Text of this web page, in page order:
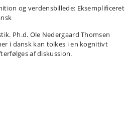
og verdensbillede: Eksemplificeret
Ph.d. Ole Nedergaard Thomsen
i dansk kan tolkes i en kognitivt
af diskussion.